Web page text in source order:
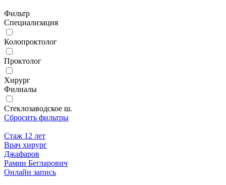
Фильтр
Специализация
Колопроктолог
Проктолог
Хирург
Филиалы
Стеклозаводское ш.
Сбросить фильтры
Стаж 12 лет
Врач хирург
Джафаров
Рамин Бегларович
Онлайн запись